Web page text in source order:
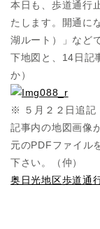
本日も、歩道通行
たします。開通に
湖ルート）」など
下地図と、14日記
か）
※ ５月２２日追記
記事内の地図画像
元のPDFファイル
下さい。（仲）
奥日光地区歩道通